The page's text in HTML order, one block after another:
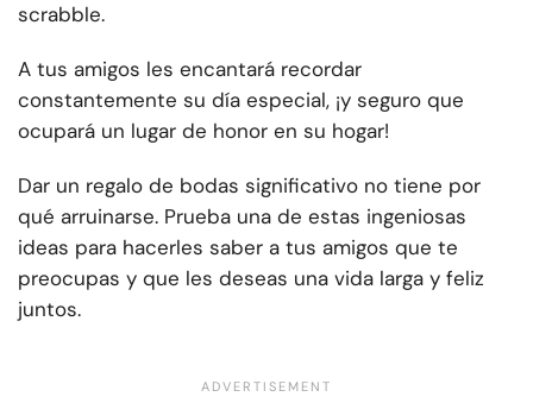
scrabble.
A tus amigos les encantará recordar
constantemente su día especial, ¡y seguro que
ocupará un lugar de honor en su hogar!
Dar un regalo de bodas significativo no tiene por
qué arruinarse. Prueba una de estas ingeniosas
ideas para hacerles saber a tus amigos que te
preocupas y que les deseas una vida larga y feliz
juntos.